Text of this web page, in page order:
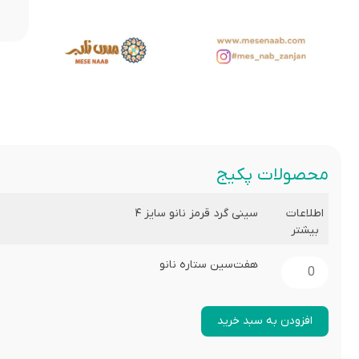
محصولات پکیج
اطلاعات
بیشتر
سینی گرد قرمز نانو سایز ۴
هفت‌سین ستاره نانو
افزودن به سبد خرید